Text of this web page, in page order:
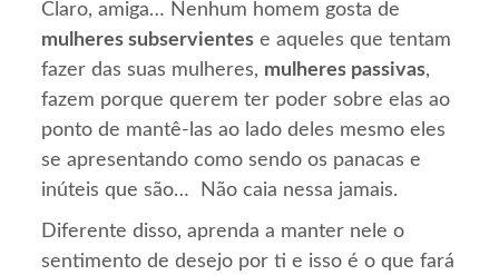
Claro, amiga… Nenhum homem gosta de
mulheres subservientes e aqueles que tentam
fazer das suas mulheres, mulheres passivas,
fazem porque querem ter poder sobre elas ao
ponto de mantê-las ao lado deles mesmo eles
se apresentando como sendo os panacas e
inúteis que são… Não caia nessa jamais.
Diferente disso, aprenda a manter nele o
sentimento de desejo por ti e isso é o que fará